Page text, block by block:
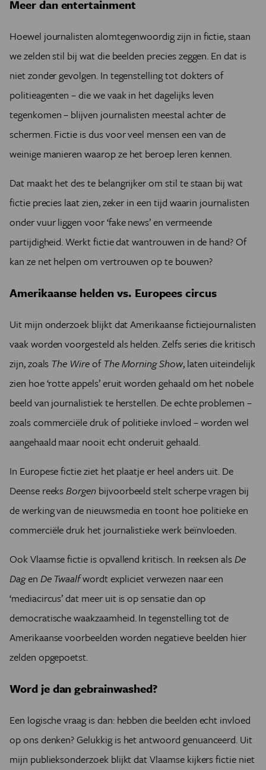
Meer dan entertainment
Hoewel journalisten alomtegenwoordig zijn in fictie, staan
we zelden stil bij wat die beelden precies zeggen. En dat is
niet zonder gevolgen. In tegenstelling tot dokters of
politieagenten – die we vaak in het dagelijks leven
tegenkomen – blijven journalisten meestal achter de
schermen. Fictie is dus voor veel mensen een van de
weinige manieren waarop ze het beroep leren kennen.
Dat maakt het des te belangrijker om stil te staan bij wat
fictie precies laat zien, zeker in een tijd waarin journalisten
onder vuur liggen voor ‘fake news’ en vermeende
partijdigheid. Werkt fictie dat wantrouwen in de hand? Of
kan ze net helpen om vertrouwen op te bouwen?
Amerikaanse helden vs. Europees circus
Uit mijn onderzoek blijkt dat Amerikaanse fictiejournalisten
vaak worden voorgesteld als helden. Zelfs series die kritisch
zijn, zoals The WireofThe Morning Show, laten uiteindelijk
zien hoe ‘rotte appels’ eruit worden gehaald om het nobele
beeld van journalistiek te herstellen. De echte problemen –
zoals commerciële druk of politieke invloed – worden wel
aangehaald maar nooit echt onderuit gehaald.
In Europese fictie ziet het plaatje er heel anders uit. De
Deense reeksBorgen bijvoorbeeld stelt scherpe vragen bij
de werking van de nieuwsmedia en toont hoe politieke en
commerciële druk het journalistieke werk beïnvloeden.
Ook Vlaamse fictie is opvallend kritisch. In reeksen alsDe
Dagen De Twaalfwordt expliciet verwezen naar een
‘mediacircus’ dat meer uit is op sensatie dan op
democratische waakzaamheid. In tegenstelling tot de
Amerikaanse voorbeelden worden negatieve beelden hier
zelden opgepoetst.
Word je dan gebrainwashed?
Een logische vraag is dan: hebben die beelden echt invloed
op ons denken? Gelukkig is het antwoord genuanceerd. Uit
mijn publieksonderzoek blijkt dat Vlaamse kijkers fictie niet